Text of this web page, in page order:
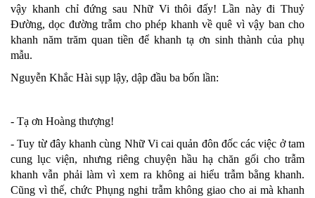
vậy khanh chỉ đứng sau Nhữ Vi thôi đấy! Lần này đi Thuỷ
Đường, dọc đường trẫm cho phép khanh về quê vì vậy ban cho
khanh năm trăm quan tiền để khanh tạ ơn sinh thành của phụ
mẫu.
Nguyễn Khắc Hài sụp lậy, dập đầu ba bốn lần:
- Tạ ơn Hoàng thượng!
- Tuy từ đây khanh cùng Nhữ Vi cai quản đôn đốc các việc ở tam
cung lục viện, nhưng riêng chuyện hầu hạ chăn gối cho trẫm
khanh vẫn phải làm vì xem ra không ai hiểu trẫm bằng khanh.
Cũng vì thế, chức Phụng nghi trẫm không giao cho ai mà khanh